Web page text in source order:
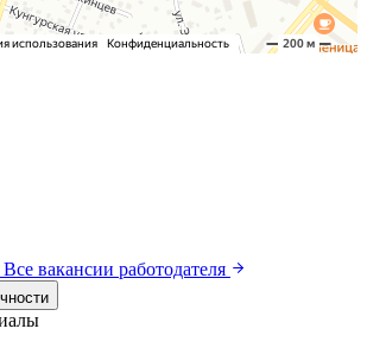
Все вакансии работодателя